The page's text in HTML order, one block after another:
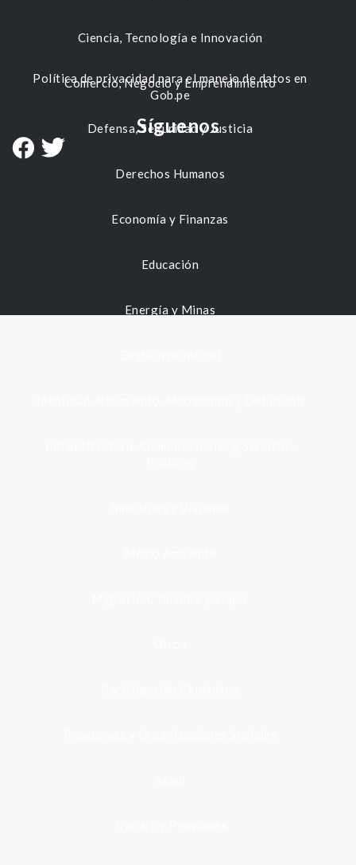
Ciencia, Tecnología e Innovación
Comercio, Negocio y Emprendimiento
Defensa, Seguridad y Justicia
Derechos Humanos
Economía y Finanzas
Educación
Energía y Minas
Política de privacidad para el manejo de datos en
Gob.pe
Síguenos